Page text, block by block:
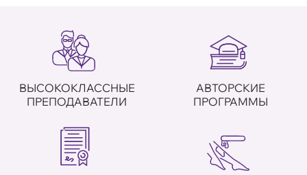
ВЫСОКОКЛАССНЫЕ
ПРЕПОДАВАТЕЛИ
АВТОРСКИЕ
ПРОГРАММЫ